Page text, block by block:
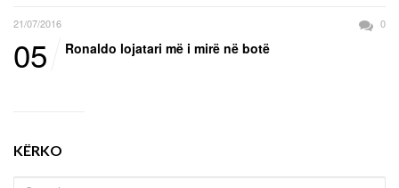
21/07/2016 0
05 Ronaldo lojatari më i mirë në botë
KËRKO